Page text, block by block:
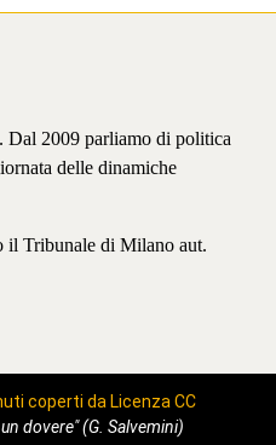
Dal 2009 parliamo di politica
delle dinamiche
il Tribunale di Milano aut.
coperti da Licenza CC
dovere" (G. Salvemini)